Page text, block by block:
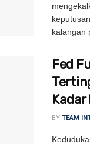
kalangan
Fed
BY TEAM